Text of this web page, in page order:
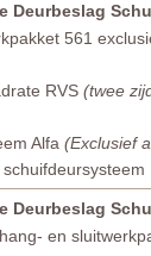
Deurbeslag
561
RVS (twee
Alfa (Exclusief
Deurbeslag
en